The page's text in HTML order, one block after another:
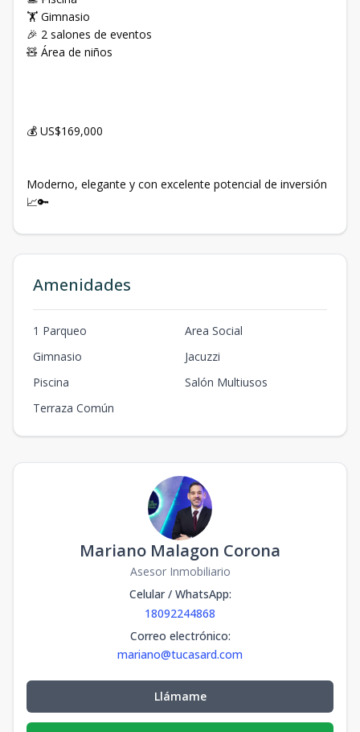
🏋️ Gimnasio
🎉 2 salones de eventos
🧸 Área de niños
💰 US$169,000
Moderno, elegante y con excelente potencial de inversión
📈🔑
Amenidades
1 Parqueo
Area Social
Gimnasio
Jacuzzi
Piscina
Salón Multiusos
Terraza Común
Mariano Malagon Corona
Asesor Inmobiliario
Celular / WhatsApp:
18092244868
Correo electrónico:
mariano@tucasard.com
Llámame